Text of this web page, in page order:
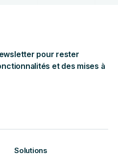
pour rester
et des mises à
Solutions